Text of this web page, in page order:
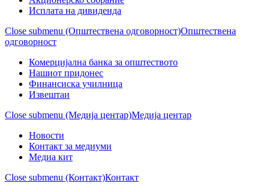
Исплата на дивиденда
Close submenu (Општествена одговорност)Општествена
одговорност
Комерцијална банка за општеството
Нашиот придонес
Финансиска училница
Извештаи
Close submenu (Медија центар)Медија центар
Новости
Контакт за медиуми
Медиа кит
Close submenu (Контакт)Контакт